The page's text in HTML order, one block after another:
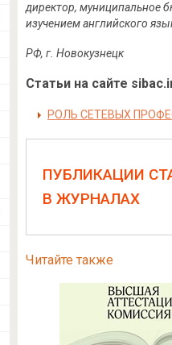
директор, муниципальное
изучением английского
РФ, г. Новокузнецк
Статьи на сайте
РОЛЬ СЕТЕВЫХ
ПУБЛИКАЦИИ
В ЖУРНАЛАХ
Читайте также